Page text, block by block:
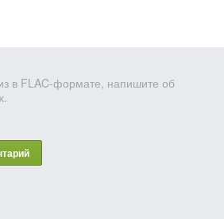
в FLAC-формате, напишите об